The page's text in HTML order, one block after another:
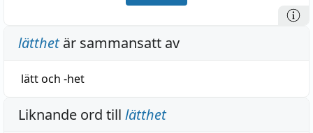
lätthetär sammansatt av
lättoch -het
Liknande ord till lätthet